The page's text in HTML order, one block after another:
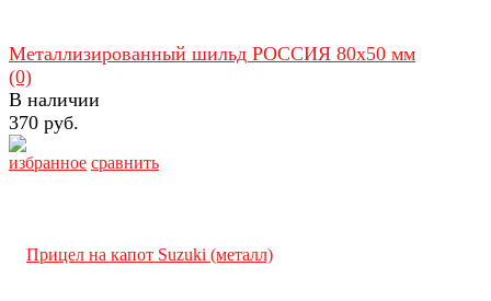
избранное сравнить
Металлизированный шильд РОССИЯ 80х50 мм
(0)
В наличии
370 руб.